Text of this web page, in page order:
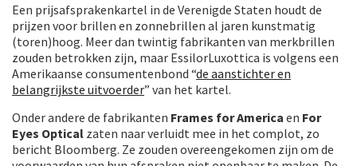
Een prijsafsprakenkartel in de Verenigde Staten houdt de
prijzen voor brillen en zonnebrillen al jaren kunstmatig
(toren)hoog. Meer dan twintig fabrikanten van merkbrillen
zouden betrokken zijn, maar EssilorLuxottica is volgens een
Amerikaanse consumentenbond “de aanstichter en
belangrijkste uitvoerder” van het kartel.
Onder andere de fabrikanten Frames for America en For
Eyes Optical zaten naar verluidt mee in het complot, zo
bericht Bloomberg. Ze zouden overeengekomen zijn om de